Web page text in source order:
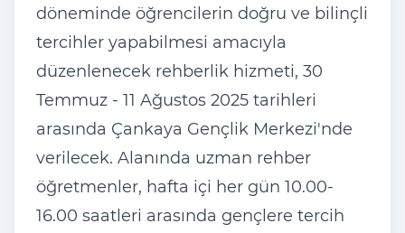
döneminde öğrencilerin doğru ve bilinçli
tercihler yapabilmesi amacıyla
düzenlenecek rehberlik hizmeti, 30
Temmuz - 11 Ağustos 2025 tarihleri
arasında Çankaya Gençlik Merkezi'nde
verilecek. Alanında uzman rehber
öğretmenler, hafta içi her gün 10.00-
16.00 saatleri arasında gençlere tercih